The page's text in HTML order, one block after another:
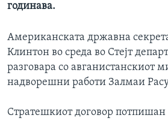
годинава.
Американската државна
Клинтон во среда во Стејт
разговара со авганистанскиот
надворешни работи Залмаи
Стратешкиот договор потпишан